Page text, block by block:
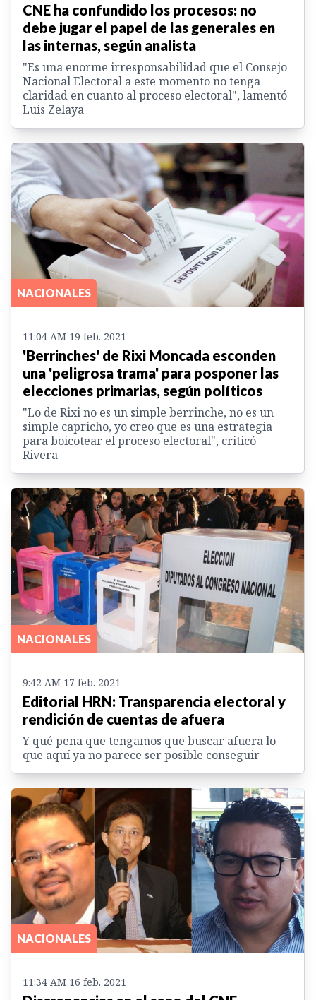
CNE ha confundido los procesos: no
debe jugar el papel de las generales en
las internas, según analista
"Es una enorme irresponsabilidad que el Consejo
Nacional Electoral a este momento no tenga
claridad en cuanto al proceso electoral", lamentó
Luis Zelaya
NACIONALES
11:04 AM 19 feb. 2021
'Berrinches' de Rixi Moncada esconden
una 'peligrosa trama' para posponer las
elecciones primarias, según políticos
"Lo de Rixi no es un simple berrinche, no es un
simple capricho, yo creo que es una estrategia
para boicotear el proceso electoral", criticó
Rivera
NACIONALES
9:42 AM 17 feb. 2021
Editorial HRN: Transparencia electoral y
rendición de cuentas de afuera
Y qué pena que tengamos que buscar afuera lo
que aquí ya no parece ser posible conseguir
NACIONALES
11:34 AM 16 feb. 2021